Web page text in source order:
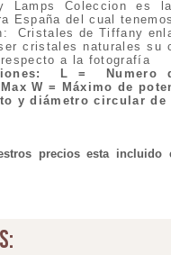
Lamps Coleccion es
España del cual
Cristales de Tiffany
cristales naturales su
respecto a la fotografía
: L = Numero
W = Máximo de
y diámetro circular de
precios esta